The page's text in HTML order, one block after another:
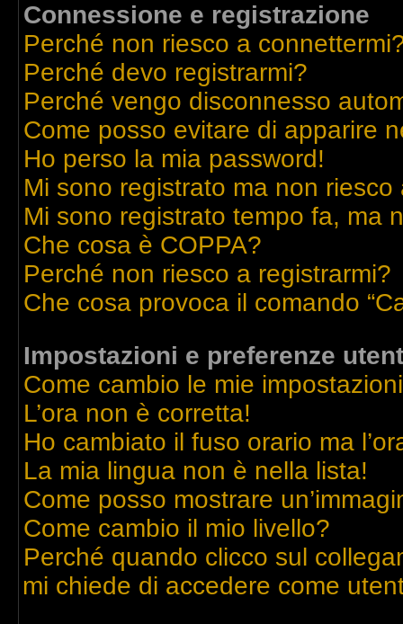
Connessione e registrazione
Perché non riesco a
Perché devo registrarmi?
Perché vengo disconnesso
Come posso evitare di apparire
Ho perso la mia password!
Mi sono registrato ma non riesco
Mi sono registrato tempo fa, ma
Che cosa è COPPA?
Perché non riesco a registrarmi?
Che cosa provoca il comando
Impostazioni e preferenze
Come cambio le mie
L’ora non è corretta!
Ho cambiato il fuso orario ma
La mia lingua non è nella lista!
Come posso mostrare
Come cambio il mio livello?
Perché quando clicco sul
mi chiede di accedere come